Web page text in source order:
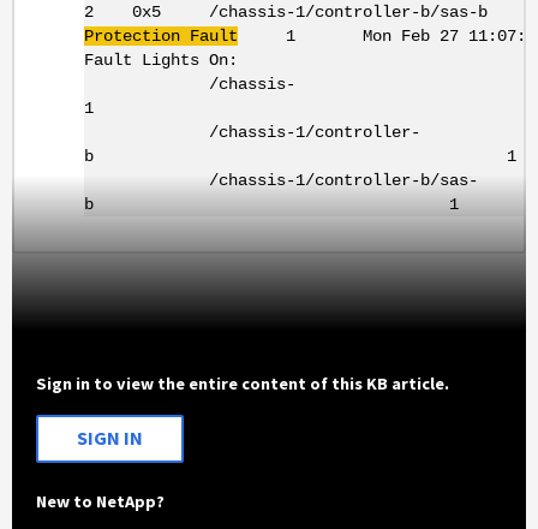
2 0x5 /chassis-1/controller-b/sas-b
Protection Fault 1 Mon Feb 27 11:07:19
Fault Lights On:
/chassis-
1
/chassis-1/controller-
b 1
/chassis-1/controller-b/sas-
b 1
Sign in to view the entire content of this KB article.
SIGN IN
New to NetApp?